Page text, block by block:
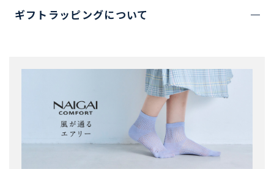
ギフトラッピングについて